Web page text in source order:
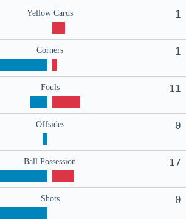
Yellow Cards 1
Corners 1
Fouls 11
Offsides 0
Ball Possession 17
Shots 0